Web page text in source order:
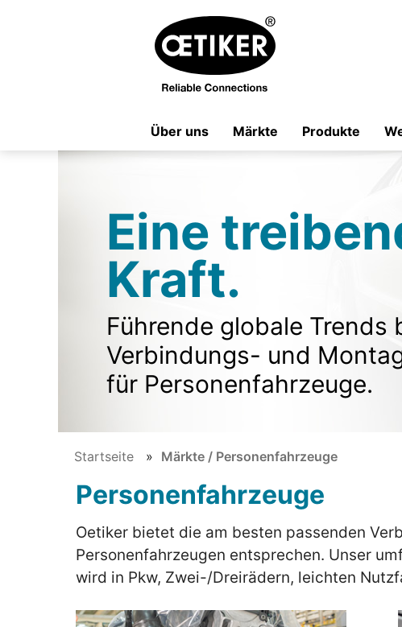
Über uns Märkte Produkte
Eine
Kraft.
Führende globale Trends
Verbindungs- und
für Personenfahrzeuge.
Startseite Märkte / Personenfahrzeuge
Personenfahrzeuge
Oetiker bietet die am besten passenden
Personenfahrzeugen entsprechen. Unser
wird in Pkw, Zwei-/Dreirädern, leichten